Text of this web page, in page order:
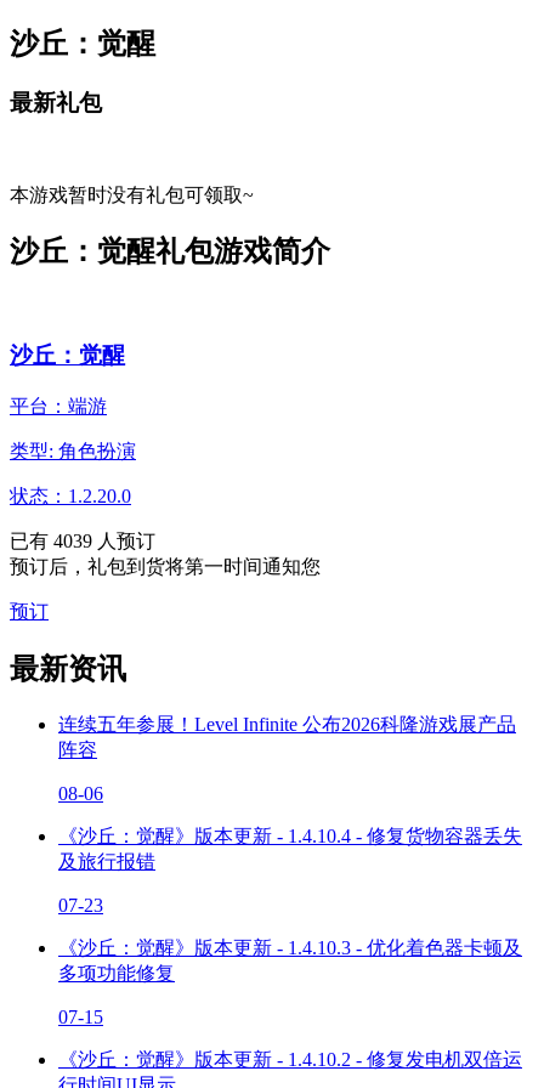
沙丘：觉醒
最新礼包
本游戏暂时没有礼包可领取~
沙丘：觉醒礼包游戏简介
沙丘：觉醒
平台：端游
类型: 角色扮演
状态：1.2.20.0
已有 4039 人预订
预订后，礼包到货将第一时间通知您
预订
最新资讯
连续五年参展！Level Infinite 公布2026科隆游戏展产品
阵容
08-06
《沙丘：觉醒》版本更新 - 1.4.10.4 - 修复货物容器丢失
及旅行报错
07-23
《沙丘：觉醒》版本更新 - 1.4.10.3 - 优化着色器卡顿及
多项功能修复
07-15
《沙丘：觉醒》版本更新 - 1.4.10.2 - 修复发电机双倍运